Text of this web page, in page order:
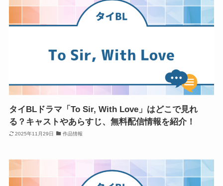
タイBLドラマ「To Sir, With Love」はどこで見れ
る？キャストやあらすじ、無料配信情報を紹介！
2025年11月29日 作品情報